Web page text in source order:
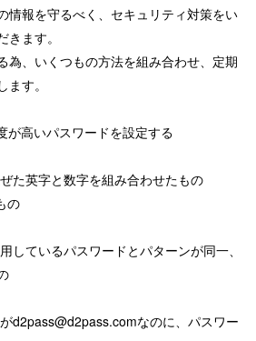
情報を守るべく、セキュリティ対策をい
ます。
為、いくつもの方法を組み合わせ、定期
す。
高いパスワードを設定する
英字と数字を組み合わせたもの
の
ているパスワードとパターンが同一、
d2pass@d2pass.comなのに、パスワー